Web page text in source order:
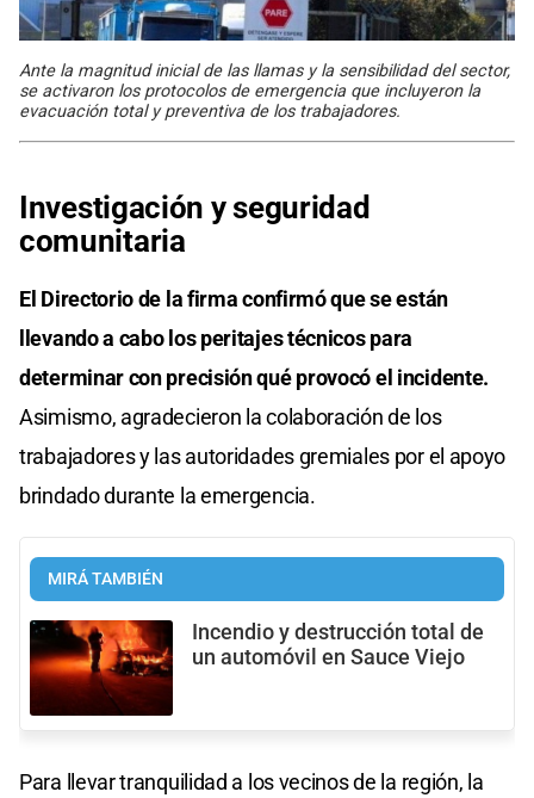
Ante la magnitud inicial de las llamas y la sensibilidad del sector,
se activaron los protocolos de emergencia que incluyeron la
evacuación total y preventiva de los trabajadores.
Investigación y seguridad
comunitaria
El Directorio de la firma confirmó que se están
llevando a cabo los peritajes técnicos para
determinar con precisión qué provocó el incidente.
Asimismo, agradecieron la colaboración de los
trabajadores y las autoridades gremiales por el apoyo
brindado durante la emergencia.
MIRÁ TAMBIÉN
Incendio y destrucción total de
un automóvil en Sauce Viejo
Para llevar tranquilidad a los vecinos de la región, la